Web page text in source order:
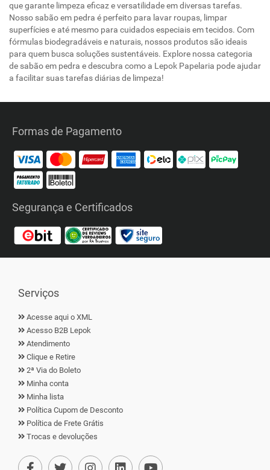
que garante limpeza eficaz e versatilidade em diversas tarefas.
Nosso sabão em pedra é perfeito para lavar roupas, limpar
superfícies e até mesmo para cuidados especiais em tecidos. Com
fórmulas biodegradáveis e naturais, nossos produtos são ideais
para quem busca soluções sustentáveis. Explore nossa categoria
de sabão em pedra e descubra como a Lepok Papelaria pode ajudar
a facilitar suas tarefas diárias de limpeza!
Formas de Pagamento
Segurança e Certificados
Serviços
Acesse aqui o XML
Acesso B2B Lepok
Atendimento
Clique e Retire
2ª Via do Boleto
Minha conta
Minha lista
Política Cupom de Desconto
Política de Frete Grátis
Trocas e devoluções